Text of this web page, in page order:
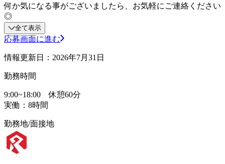
何か気になる事がございましたら、お気軽にご連絡ください
◎
全て表示
応募画面に進む
情報更新日：2026年7月31日
勤務時間
9:00~18:00 休憩60分
実働：8時間
勤務地/面接地